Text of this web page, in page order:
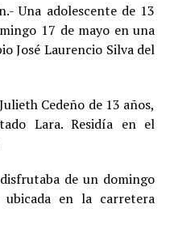
Una adolescente de 13
17 de mayo en una
José Laurencio Silva del
Cedeño de 13 años,
Lara. Residía en el
de un domingo
ubicada en la carretera